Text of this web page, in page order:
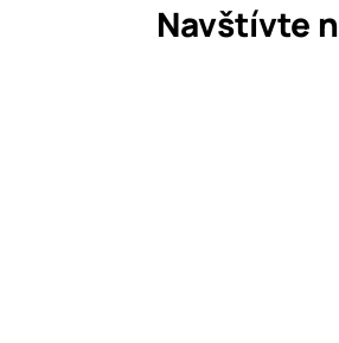
Navštívte